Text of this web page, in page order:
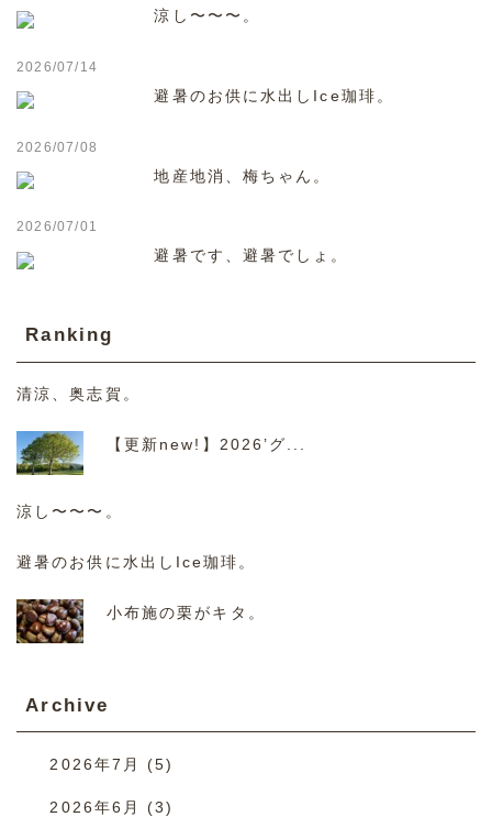
涼し〜〜〜。
2026/07/14
避暑のお供に水出しIce珈琲。
2026/07/08
地産地消、梅ちゃん。
2026/07/01
避暑です、避暑でしょ。
Ranking
清涼、奥志賀。
【更新new!】2026’グ...
涼し〜〜〜。
避暑のお供に水出しIce珈琲。
小布施の栗がキタ。
Archive
2026年7月 (5)
2026年6月 (3)